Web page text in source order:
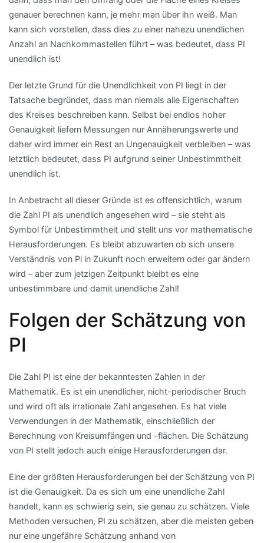
genauer berechnen kann, je mehr man über ihn weiß. Man
kann sich vorstellen, dass dies zu einer nahezu unendlichen
Anzahl an Nachkommastellen führt – was bedeutet, dass PI
unendlich ist!
Der letzte Grund für die Unendlichkeit von PI liegt in der
Tatsache begründet, dass man niemals alle Eigenschaften
des Kreises beschreiben kann. Selbst bei endlos hoher
Genauigkeit liefern Messungen nur Annäherungswerte und
daher wird immer ein Rest an Ungenauigkeit verbleiben – was
letztlich bedeutet, dass PI aufgrund seiner Unbestimmtheit
unendlich ist.
In Anbetracht all dieser Gründe ist es offensichtlich, warum
die Zahl PI als unendlich angesehen wird – sie steht als
Symbol für Unbestimmtheit und stellt uns vor mathematische
Herausforderungen. Es bleibt abzuwarten ob sich unsere
Verständnis von Pi in Zukunft noch erweitern oder gar ändern
wird – aber zum jetzigen Zeitpunkt bleibt es eine
unbestimmbare und damit unendliche Zahl!
Folgen der Schätzung von
PI
Die Zahl PI ist eine der bekanntesten Zahlen in der
Mathematik. Es ist ein unendlicher, nicht-periodischer Bruch
und wird oft als irrationale Zahl angesehen. Es hat viele
Verwendungen in der Mathematik, einschließlich der
Berechnung von Kreisumfängen und -flächen. Die Schätzung
von PI stellt jedoch auch einige Herausforderungen dar.
Eine der größten Herausforderungen bei der Schätzung von PI
ist die Genauigkeit. Da es sich um eine unendliche Zahl
handelt, kann es schwierig sein, sie genau zu schätzen. Viele
Methoden versuchen, PI zu schätzen, aber die meisten geben
nur eine ungefähre Schätzung anhand von